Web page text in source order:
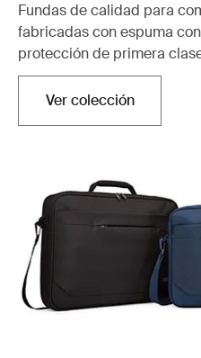
Fundas de calidad para
fabricadas con espuma
protección de primera
Ver colecciónSe abre en una